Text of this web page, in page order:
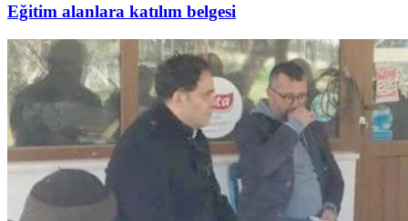
Eğitim alanlara katılım belgesi